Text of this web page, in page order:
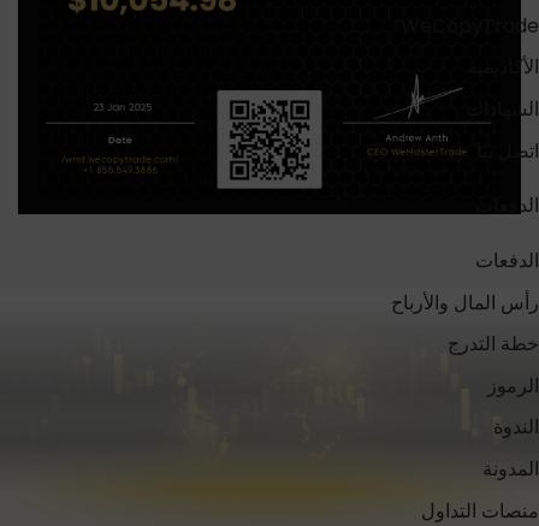
WeCopyTrade
الأكاديمية
الشهادات
اتصل بنا
الدفعات
الدفعات
رأس المال والأرباح
خطة التدرج
الرموز
الندوة
المدونة
منصات التداول